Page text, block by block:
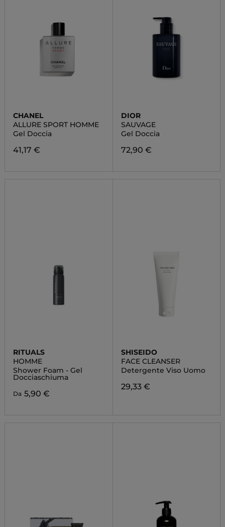
CHANEL
ALLURE SPORT HOMME
Gel Doccia
41,17 €
DIOR
SAUVAGE
Gel Doccia
72,90 €
RITUALS
HOMME
Shower Foam - Gel
Docciaschiuma
Da 5,90 €
SHISEIDO
FACE CLEANSER
Detergente Viso Uomo
29,33 €